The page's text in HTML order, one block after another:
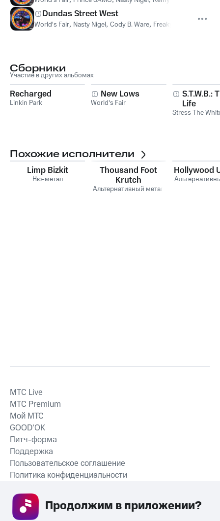
Dundas Street West
World's Fair, Nasty Nigel, Cody B. Ware, Freaky Franz
Сборники
Участие в других альбомах
Recharged
Linkin Park
New Lows
World's Fair
S.T.W.B.:
Life
Stress The
Похожие исполнители
Limp Bizkit
Ню-метал
Thousand Foot
Krutch
Альтернативный метал
Hollywood
СКАЧАТЬ ПРИЛОЖЕНИЕ
MTС Live
MTС Premium
Мой МТС
GOOD’OK
Питч-форма
Поддержка
Пользовательское соглашение
Политика конфиденциальности